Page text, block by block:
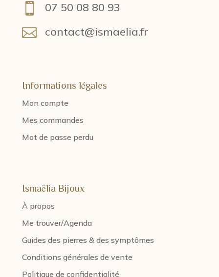
 07 50 08 80 93
 contact@ismaelia.fr
Informations légales
Mon compte
Mes commandes
Mot de passe perdu
Ismaëlia Bijoux
À propos
Me trouver/Agenda
Guides des pierres & des symptômes
Conditions générales de vente
Politique de confidentialité